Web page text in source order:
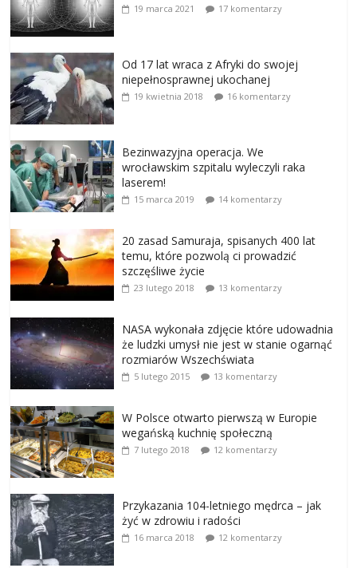
19 marca 2021 17 komentarzy
Od 17 lat wraca z Afryki do swojej
niepełnosprawnej ukochanej
19 kwietnia 2018 16 komentarzy
Bezinwazyjna operacja. We
wrocławskim szpitalu wyleczyli raka
laserem!
15 marca 2019 14 komentarzy
20 zasad Samuraja, spisanych 400 lat
temu, które pozwolą ci prowadzić
szczęśliwe życie
23 lutego 2018 13 komentarzy
NASA wykonała zdjęcie które udowadnia
że ludzki umysł nie jest w stanie ogarnąć
rozmiarów Wszechświata
5 lutego 2015 13 komentarzy
W Polsce otwarto pierwszą w Europie
wegańską kuchnię społeczną
7 lutego 2018 12 komentarzy
Przykazania 104-letniego mędrca – jak
żyć w zdrowiu i radości
16 marca 2018 12 komentarzy